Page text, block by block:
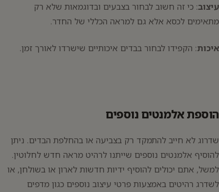
עיצוב: כי זה חשוב לבחור בצבעים ובדוגמאות שלא רק
מתאימים לכסא אלא גם למראה הכללי של החדר.
איכות: הקפידו לבחור בבדים איכותיים שישרדו לאורך זמן.
הוספת אלמנטים נוספים
שדרוג לא חייב להתמקד רק בצביעה או בהחלפת הבדים. ניתן
להוסיף אלמנטים נוספים שייתנו לרהיט מראה חדש לחלוטין.
למשל, אתם יכולים להוסיף ידיות חדשות לארון או בשולחן, או
לשדרג רהיטים באמצעות פרטי עיצוב נוספים כגון מדפים